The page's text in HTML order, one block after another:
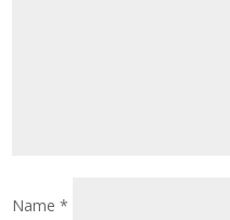
Name*